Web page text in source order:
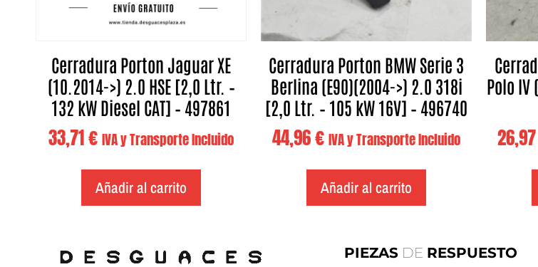
Cerradura Porton Jaguar XE
(10.2014->) 2.0 HSE [2,0 Ltr. –
132 kW Diesel CAT] – 497861
33,71€ IVA y Transporte Incluido
Añadir al carrito
Cerradura Porton BMW Serie 3
Berlina (E90)(2004->) 2.0 318i
[2,0 Ltr. – 105 kW 16V] – 496740
44,96€ IVA y Transporte Incluido
Añadir al carrito
Polo IV
26,97
PIEZASDE RESPUESTO